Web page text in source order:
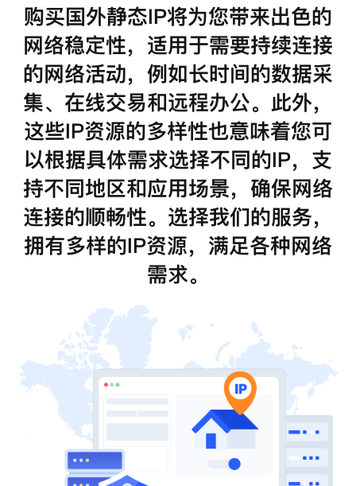
购买国外静态IP将为您带来出色的
网络稳定性，适用于需要持续连接
的网络活动，例如长时间的数据采
集、在线交易和远程办公。此外，
这些IP资源的多样性也意味着您可
以根据具体需求选择不同的IP，支
持不同地区和应用场景，确保网络
连接的顺畅性。选择我们的服务，
拥有多样的IP资源，满足各种网络
需求。